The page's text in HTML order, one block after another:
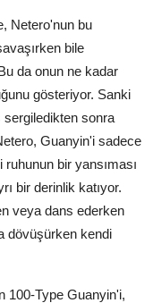
Netero'nun bu
bile
da onun ne kadar
gösteriyor. Sanki
sergiledikten sonra
Guanyin'i sadece
bir yansıması
bir derinlik katıyor.
veya dans ederken
dövüşürken kendi
100-Type Guanyin'i,